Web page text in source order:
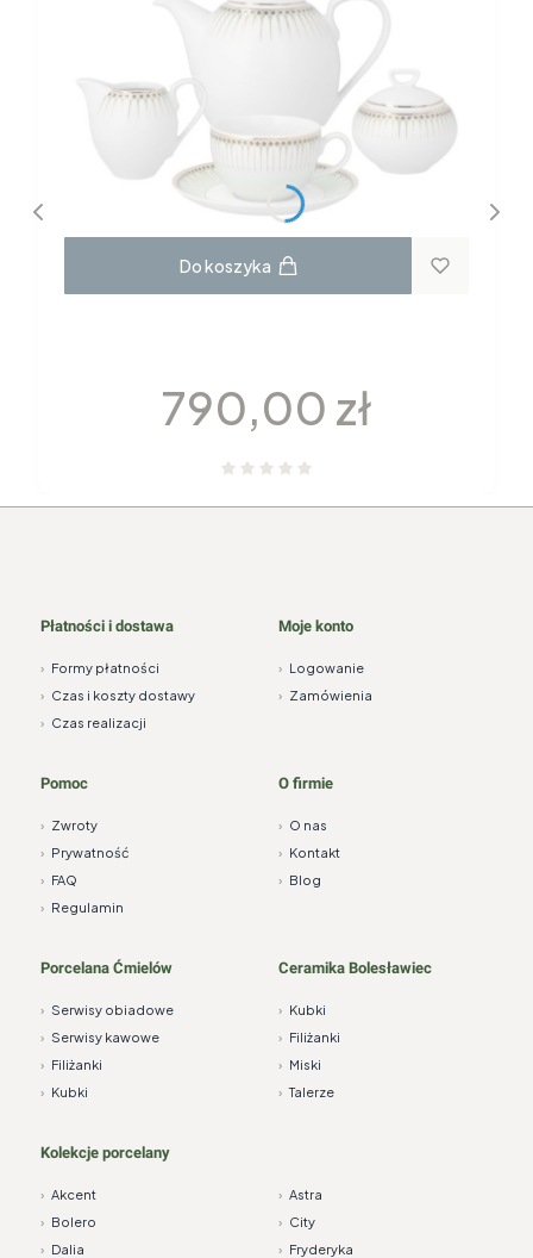
Do koszyka
Cena
790,00 zł
Płatności i dostawa
› Formy płatności
› Czas i koszty dostawy
› Czas realizacji
Moje konto
› Logowanie
› Zamówienia
Pomoc
› Zwroty
› Prywatność
› FAQ
› Regulamin
O firmie
› O nas
› Kontakt
› Blog
Porcelana Ćmielów
› Serwisy obiadowe
› Serwisy kawowe
› Filiżanki
› Kubki
Ceramika Bolesławiec
› Kubki
› Filiżanki
› Miski
› Talerze
Kolekcje porcelany
› Akcent › Astra
› Bolero › City
› Dalia › Fryderyka